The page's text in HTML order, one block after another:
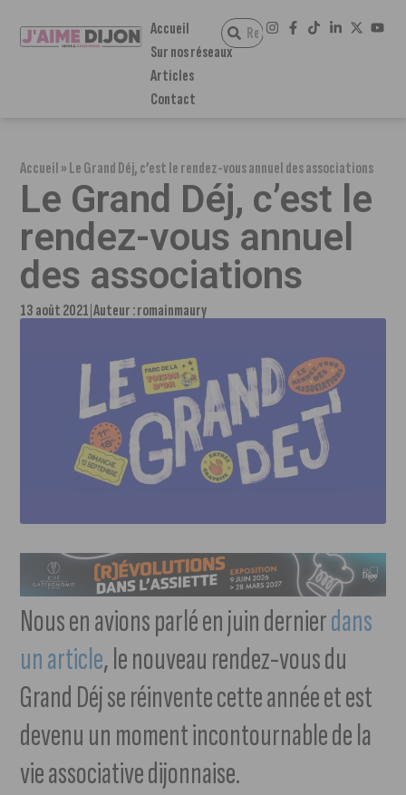
Accueil
Sur nos réseaux
Articles
Contact
Accueil»Le Grand Déj, c’est le rendez-vous annuel des associations
Le Grand Déj, c’est le
rendez-vous annuel
des associations
13 août 2021 Auteur :romainmaury
Nous en avions parlé en juin dernierdans
un article, le nouveau rendez-vous du
Grand Déj se réinvente cette année et est
devenu un moment incontournable de la
vie associative dijonnaise.